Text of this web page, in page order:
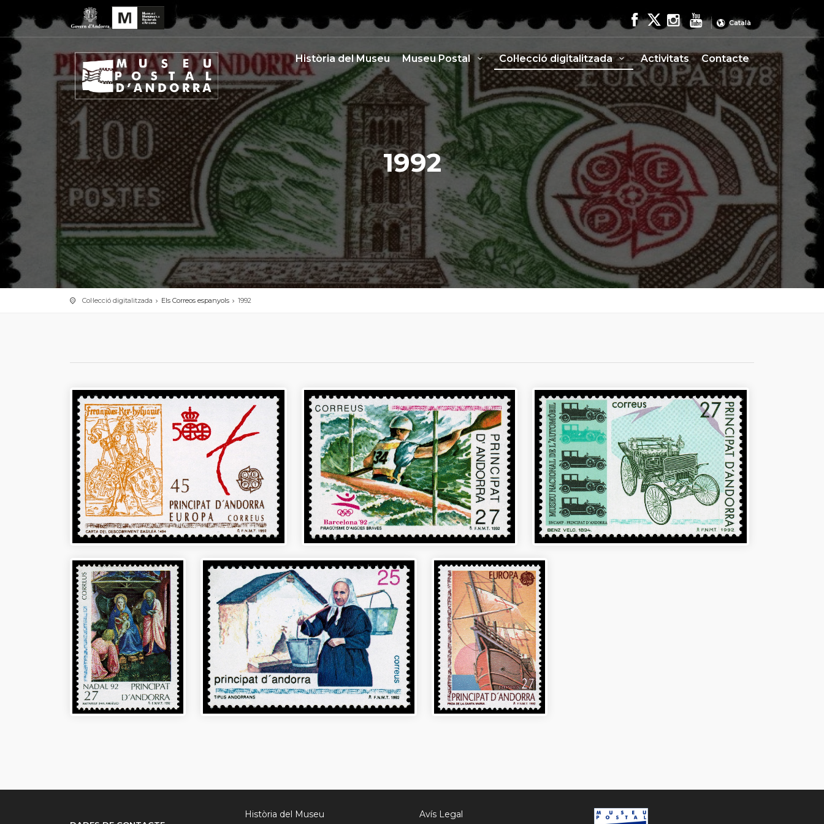
Català
Història del Museu Museu Postal Col·lecció digitalitzada Activitats Contacte
1992
Col·lecció digitalitzada Els Correos espanyols 1992
Història del Museu Avís Legal